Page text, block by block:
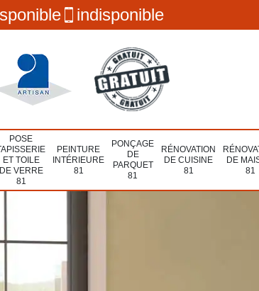
indisponible
POSE
ET TOILE
DE VERRE
81
PEINTURE
INTÉRIEURE
81
PONÇAGE
DE
PARQUET
81
RÉNOVATION
DE CUISINE
81
DE
81